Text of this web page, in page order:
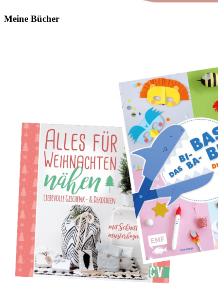
Meine Bücher